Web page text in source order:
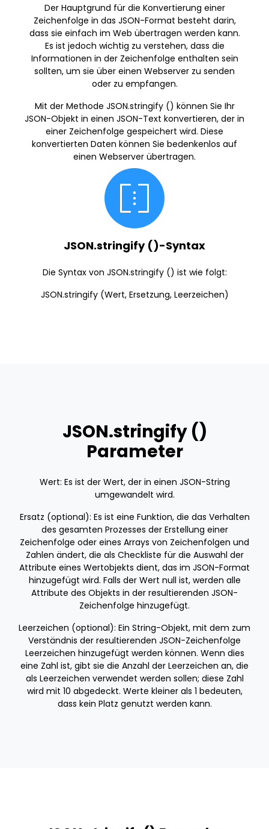
Der Hauptgrund für die Konvertierung einer
Zeichenfolge in das JSON-Format besteht darin,
dass sie einfach im Web übertragen werden kann.
Es ist jedoch wichtig zu verstehen, dass die
Informationen in der Zeichenfolge enthalten sein
sollten, um sie über einen Webserver zu senden
oder zu empfangen.
Mit der Methode JSON.stringify () können Sie Ihr
JSON-Objekt in einen JSON-Text konvertieren, der in
einer Zeichenfolge gespeichert wird. Diese
konvertierten Daten können Sie bedenkenlos auf
einen Webserver übertragen.
JSON.stringify ()-Syntax
Die Syntax von JSON.stringify () ist wie folgt:
JSON.stringify (Wert, Ersetzung, Leerzeichen)
JSON.stringify ()
Parameter
Wert: Es ist der Wert, der in einen JSON-String
umgewandelt wird.
Ersatz (optional): Es ist eine Funktion, die das Verhalten
des gesamten Prozesses der Erstellung einer
Zeichenfolge oder eines Arrays von Zeichenfolgen und
Zahlen ändert, die als Checkliste für die Auswahl der
Attribute eines Wertobjekts dient, das im JSON-Format
hinzugefügt wird. Falls der Wert null ist, werden alle
Attribute des Objekts in der resultierenden JSON-
Zeichenfolge hinzugefügt.
Leerzeichen (optional): Ein String-Objekt, mit dem zum
Verständnis der resultierenden JSON-Zeichenfolge
Leerzeichen hinzugefügt werden können. Wenn dies
eine Zahl ist, gibt sie die Anzahl der Leerzeichen an, die
als Leerzeichen verwendet werden sollen; diese Zahl
wird mit 10 abgedeckt. Werte kleiner als 1 bedeuten,
dass kein Platz genutzt werden kann.